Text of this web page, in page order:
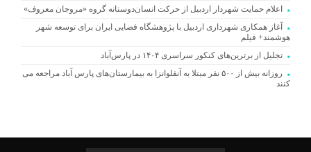
اعلام حمایت شهردار اردبیل از حرکت انسان‌دوستانه گروه «مروجان معروف»
آغاز همکاری شهرداری اردبیل با پژوهشگاه فضایی ایران برای توسعه شهر
هوشمند+ فیلم
تجلیل از برترین‌های کنکور سراسری ۱۴۰۴ در پارس‌آباد
روزانه بیش از ۵۰۰ نفر مبتلا به آنفلوانزا به بیمارستان‌های پارس آباد مراجعه می
کنند